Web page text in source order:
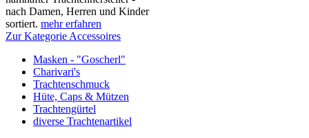
nach Damen, Herren und Kinder
sortiert. mehr erfahren
Zur Kategorie Accessoires
Masken - "Goscherl"
Charivari's
Trachtenschmuck
Hüte, Caps & Mützen
Trachtengürtel
diverse Trachtenartikel